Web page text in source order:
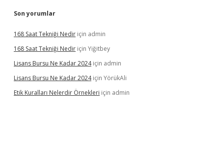
Son yorumlar
168 Saat Tekniği Nedir için admin
168 Saat Tekniği Nedir için Yiğitbey
Lisans Bursu Ne Kadar 2024için admin
Lisans Bursu Ne Kadar 2024için YörükAli
Etik Kuralları Nelerdir Örnekleri için admin